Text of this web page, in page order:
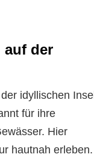
auf der
idyllischen Insel
für ihre
Hier
hautnah erleben.